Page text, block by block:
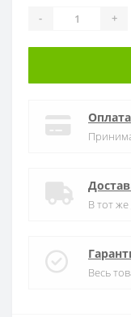
- +
Оплата
В тот
Весь